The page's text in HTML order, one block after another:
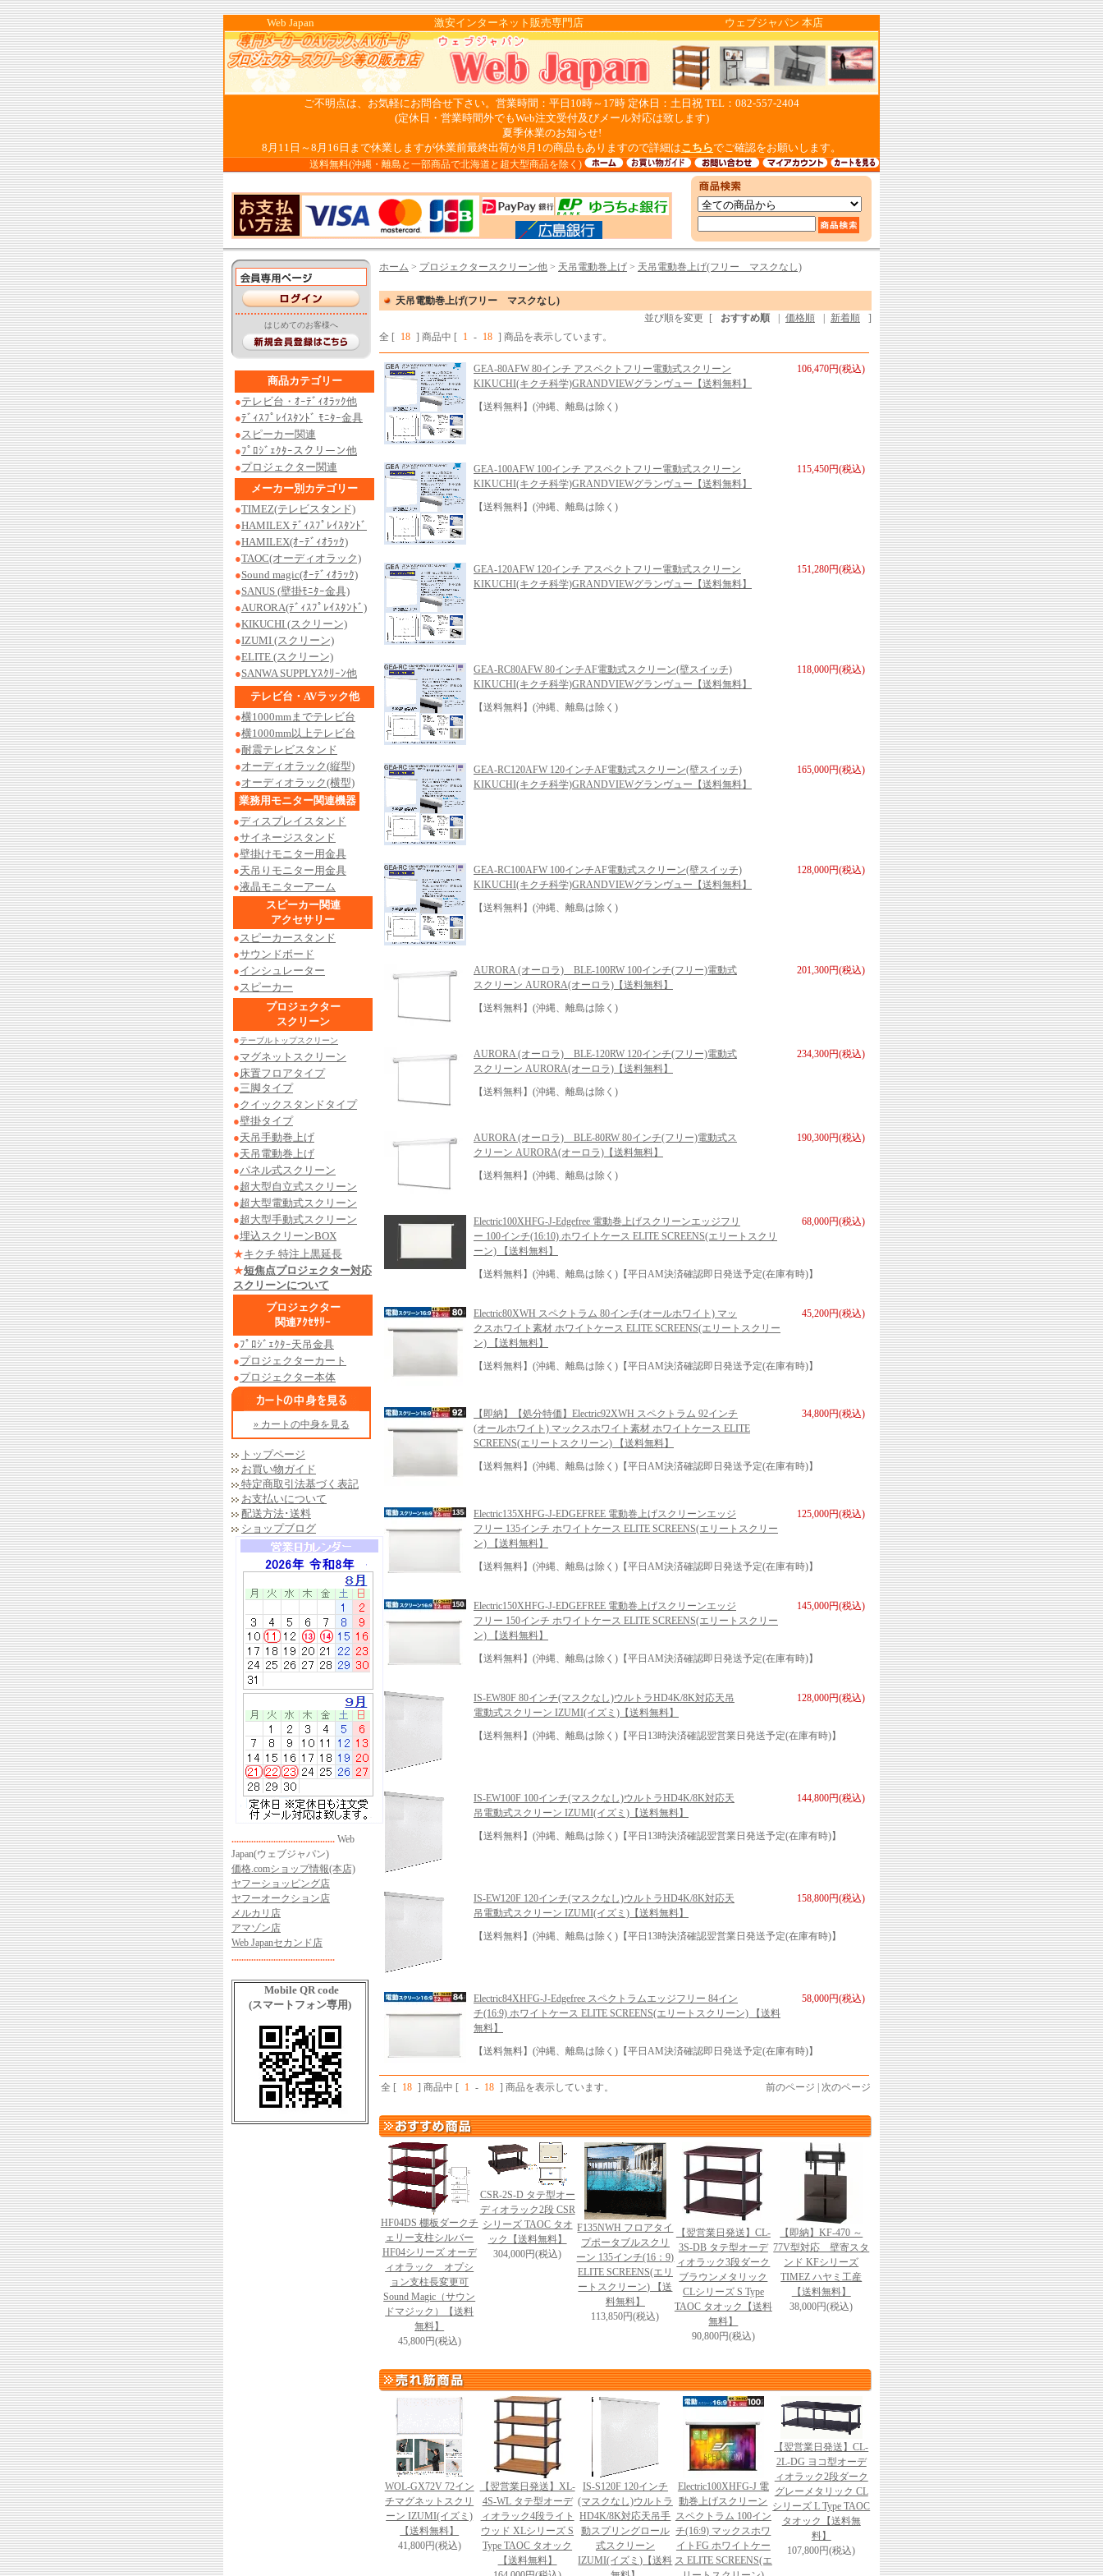
Web Japan 激安インターネット販売専門店 ウェブジャパン 本店
ご不明点は、お気軽にお問合せ下さい。営業時間：平日10時～17時 定休日：土日祝 TEL：082-557-2404
(定休日・営業時間外でもWeb注文受付及びメール対応は致します)
夏季休業のお知らせ!
8月11日～8月16日まで休業しますが休業前最終出荷が8月1の商品もありますので詳細はこちらでご確認をお願いします。
送料無料(沖縄・離島と一部商品で北海道と超大型商品を除く)
はじめてのお客様へ
商品カテゴリー
●テレビ台・ｵｰﾃﾞｨｵﾗｯｸ他
●ﾃﾞｨｽﾌﾟﾚｲｽﾀﾝﾄﾞ ﾓﾆﾀｰ金具
●スピーカー関連
●ﾌﾟﾛｼﾞｪｸﾀｰスクリーン他
●プロジェクター関連
メーカー別カテゴリー
●TIMEZ(テレビスタンド)
●HAMILEX ﾃﾞｨｽﾌﾟﾚｲｽﾀﾝﾄﾞ
●HAMILEX(ｵｰﾃﾞｨｵﾗｯｸ)
●TAOC(オーディオラック)
●Sound magic(ｵｰﾃﾞｨｵﾗｯｸ)
●SANUS (壁掛ﾓﾆﾀｰ金具)
●AURORA(ﾃﾞｨｽﾌﾟﾚｲｽﾀﾝﾄﾞ)
●KIKUCHI (スクリーン)
●IZUMI (スクリーン)
●ELITE (スクリーン)
●SANWA SUPPLYｽｸﾘｰﾝ他
テレビ台・AVラック他
●横1000mmまでテレビ台
●横1000mm以上テレビ台
●耐震テレビスタンド
●オーディオラック(縦型)
●オーディオラック(横型)
業務用モニター関連機器
●ディスプレイスタンド
●サイネージスタンド
●壁掛けモニター用金具
●天吊りモニター用金具
●液晶モニターアーム
スピーカー関連
アクセサリー
●スピーカースタンド
●サウンドボード
●インシュレーター
●スピーカー
プロジェクター
スクリーン
●テーブルトップスクリーン
●マグネットスクリーン
●床置フロアタイプ
●三脚タイプ
●クイックスタンドタイプ
●壁掛タイプ
●天吊手動巻上げ
●天吊電動巻上げ
●パネル式スクリーン
●超大型自立式スクリーン
●超大型電動式スクリーン
●超大型手動式スクリーン
●埋込スクリーンBOX
★キクチ 特注上黒延長
★短焦点プロジェクター対応
スクリーンについて
プロジェクター
関連ｱｸｾｻﾘｰ
●ﾌﾟﾛｼﾞｪｸﾀｰ天吊金具
●プロジェクターカート
●プロジェクター本体
» カートの中身を見る
トップページ
お買い物ガイド
特定商取引法基づく表記
お支払いについて
配送方法･送料
ショップブログ
.......................................... Web
Japan(ウェブジャパン)
価格.comショップ情報(本店)
ヤフーショッピング店
ヤフーオークション店
メルカリ店
アマゾン店
Web Japanセカンド店
..........................................
Mobile QR code
(スマートフォン専用)
ホーム > プロジェクタースクリーン他 > 天吊電動巻上げ > 天吊電動巻上げ(フリー マスクなし)
天吊電動巻上げ(フリー マスクなし)
並び順を変更
[ おすすめ順 価格順 新着順
]
全 [ 18 ] 商品中 [ 1 - 18 ] 商品を表示しています。
106,470円(税込)
GEA-80AFW 80インチ アスペクトフリー電動式スクリーン
KIKUCHI(キクチ科学)GRANDVIEWグランヴュー【送料無料】
【送料無料】(沖縄、離島は除く)
115,450円(税込)
GEA-100AFW 100インチ アスペクトフリー電動式スクリーン
KIKUCHI(キクチ科学)GRANDVIEWグランヴュー【送料無料】
【送料無料】(沖縄、離島は除く)
151,280円(税込)
GEA-120AFW 120インチ アスペクトフリー電動式スクリーン
KIKUCHI(キクチ科学)GRANDVIEWグランヴュー【送料無料】
118,000円(税込)
GEA-RC80AFW 80インチAF電動式スクリーン(壁スイッチ)
KIKUCHI(キクチ科学)GRANDVIEWグランヴュー【送料無料】
【送料無料】(沖縄、離島は除く)
165,000円(税込)
GEA-RC120AFW 120インチAF電動式スクリーン(壁スイッチ)
KIKUCHI(キクチ科学)GRANDVIEWグランヴュー【送料無料】
128,000円(税込)
GEA-RC100AFW 100インチAF電動式スクリーン(壁スイッチ)
KIKUCHI(キクチ科学)GRANDVIEWグランヴュー【送料無料】
【送料無料】(沖縄、離島は除く)
201,300円(税込)
AURORA (オーロラ) BLE-100RW 100インチ(フリー)電動式
スクリーン AURORA(オーロラ)【送料無料】
【送料無料】(沖縄、離島は除く)
234,300円(税込)
AURORA (オーロラ) BLE-120RW 120インチ(フリー)電動式
スクリーン AURORA(オーロラ)【送料無料】
【送料無料】(沖縄、離島は除く)
190,300円(税込)
AURORA (オーロラ) BLE-80RW 80インチ(フリー)電動式ス
クリーン AURORA(オーロラ)【送料無料】
【送料無料】(沖縄、離島は除く)
68,000円(税込)
Electric100XHFG-J-Edgefree 電動巻上げスクリーンエッジフリ
ー 100インチ(16:10) ホワイトケース ELITE SCREENS(エリートスクリ
ーン) 【送料無料】
【送料無料】(沖縄、離島は除く)【平日AM決済確認即日発送予定(在庫有時)】
45,200円(税込)
Electric80XWH スペクトラム 80インチ(オールホワイト) マッ
クスホワイト素材 ホワイトケース ELITE SCREENS(エリートスクリー
ン) 【送料無料】
【送料無料】(沖縄、離島は除く)【平日AM決済確認即日発送予定(在庫有時)】
34,800円(税込)
【即納】【処分特価】Electric92XWH スペクトラム 92インチ
(オールホワイト) マックスホワイト素材 ホワイトケース ELITE
SCREENS(エリートスクリーン) 【送料無料】
【送料無料】(沖縄、離島は除く)【平日AM決済確認即日発送予定(在庫有時)】
125,000円(税込)
Electric135XHFG-J-EDGEFREE 電動巻上げスクリーンエッジ
フリー 135インチ ホワイトケース ELITE SCREENS(エリートスクリー
ン) 【送料無料】
【送料無料】(沖縄、離島は除く)【平日AM決済確認即日発送予定(在庫有時)】
145,000円(税込)
Electric150XHFG-J-EDGEFREE 電動巻上げスクリーンエッジ
フリー 150インチ ホワイトケース ELITE SCREENS(エリートスクリー
ン) 【送料無料】
【送料無料】(沖縄、離島は除く)【平日AM決済確認即日発送予定(在庫有時)】
128,000円(税込)
IS-EW80F 80インチ(マスクなし)ウルトラHD4K/8K対応天吊
電動式スクリーン IZUMI(イズミ)【送料無料】
【送料無料】(沖縄、離島は除く)【平日13時決済確認翌営業日発送予定(在庫有時)】
144,800円(税込)
IS-EW100F 100インチ(マスクなし)ウルトラHD4K/8K対応天
吊電動式スクリーン IZUMI(イズミ)【送料無料】
【送料無料】(沖縄、離島は除く)【平日13時決済確認翌営業日発送予定(在庫有時)】
158,800円(税込)
IS-EW120F 120インチ(マスクなし)ウルトラHD4K/8K対応天
吊電動式スクリーン IZUMI(イズミ)【送料無料】
【送料無料】(沖縄、離島は除く)【平日13時決済確認翌営業日発送予定(在庫有時)】
58,000円(税込)
Electric84XHFG-J-Edgefree スペクトラムエッジフリー 84イン
チ(16:9) ホワイトケース ELITE SCREENS(エリートスクリーン) 【送料
無料】
【送料無料】(沖縄、離島は除く)【平日AM決済確認即日発送予定(在庫有時)】
全 [ 18 ] 商品中 [ 1 - 18 ] 商品を表示しています。 前のページ | 次のページ
HF04DS 棚板ダークチ
ェリー支柱シルバー
HF04シリーズ オーデ
ィオラック オプシ
ョン支柱長変更可
Sound Magic（サウン
ドマジック）【送料
無料】
45,800円(税込)
CSR-2S-D タテ型オー
ディオラック2段 CSR
シリーズ TAOC タオ
ック【送料無料】
304,000円(税込)
F135NWH フロアタイ
プポータブルスクリ
ーン 135インチ(16：9)
ELITE SCREENS(エリ
ートスクリーン) 【送
料無料】
113,850円(税込)
【翌営業日発送】CL-
3S-DB タテ型オーデ
ィオラック3段ダーク
ブラウンメタリック
CLシリーズ S Type
TAOC タオック【送料
無料】
90,800円(税込)
【即納】KF-470 ～
77V型対応 壁寄スタ
ンド KFシリーズ
TIMEZ ハヤミ工産
【送料無料】
38,000円(税込)
WOL-GX72V 72イン
チマグネットスクリ
ーン IZUMI(イズミ)
【送料無料】
41,800円(税込)
【翌営業日発送】XL-
4S-WL タテ型オーデ
ィオラック4段ライト
ウッド XLシリーズ S
Type TAOC タオック
【送料無料】
IS-S120F 120インチ
(マスクなし)ウルトラ
HD4K/8K対応天吊手
動スプリングロール
式スクリーン
IZUMI(イズミ)【送料
Electric100XHFG-J 電
動巻上げスクリーン
スペクトラム 100イン
チ(16:9) マックスホワ
イトFG ホワイトケー
ス ELITE SCREENS(エ
【翌営業日発送】CL-
2L-DG ヨコ型オーデ
ィオラック2段ダーク
グレーメタリック CL
シリーズ L Type TAOC
タオック【送料無
料】
107,800円(税込)